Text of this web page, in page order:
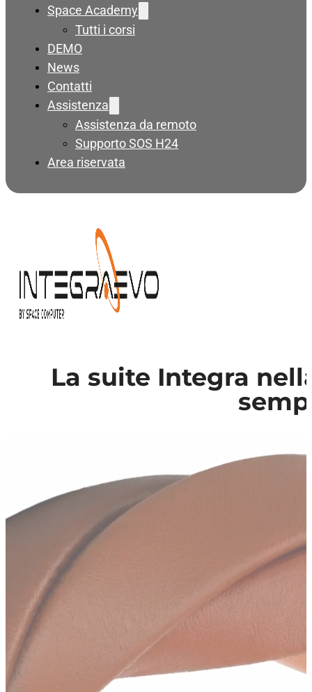
Space Academy
Tutti i corsi
DEMO
News
Contatti
Assistenza
Assistenza da remoto
Supporto SOS H24
Area riservata
La suite Integra